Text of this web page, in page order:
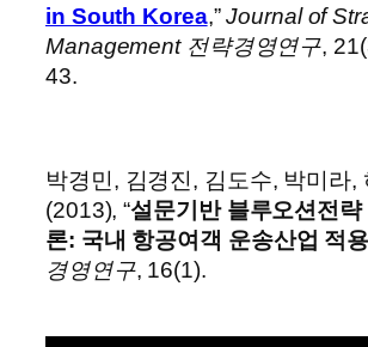
in South Korea,”Journal of
Management 전략경영연구,
43.
박경민, 김경진, 김도수, 박미라,
(2013), “설문기반 블루오션전략
론: 국내 항공여객 운송산업 적용
경영연구, 16(1).